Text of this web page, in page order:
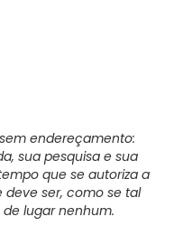
endereçamento:
sua pesquisa e sua
que se autoriza a
ser, como se tal
lugar nenhum.